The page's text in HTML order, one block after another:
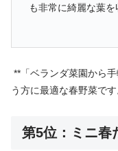
も非常に綺麗な葉を
**「ベランダ菜園から
う方に最適な春野菜です
第5位：ミニ春